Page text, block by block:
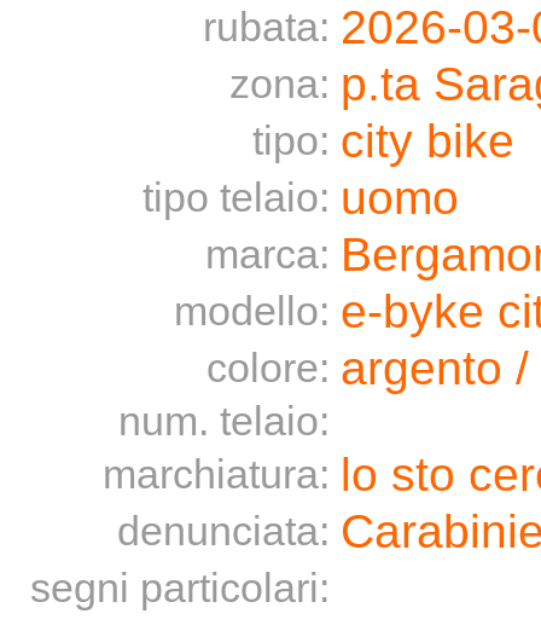
rubata: 2026-
zona: p.ta
tipo: city bike
tipo telaio: uomo
marca:
modello: e-byke
colore: argento
num. telaio:
marchiatura: lo sto
denunciata:
segni particolari: